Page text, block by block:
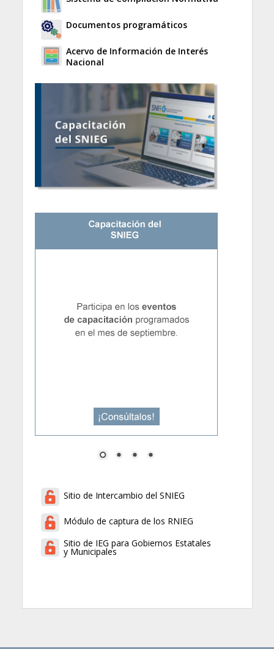
Documentos programáticos
Acervo de Información de Interés
Nacional
Sitio de Intercambio del SNIEG
Módulo de captura de los RNIEG
Sitio de IEG para Gobiernos Estatales
y Municipales